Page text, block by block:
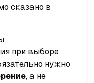
сказано в
при выборе
нужно
, а не